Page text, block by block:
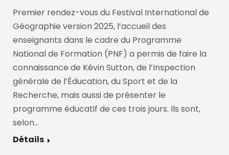
Premier rendez-vous du Festival International de
Géographie version 2025, l’accueil des
enseignants dans le cadre du Programme
National de Formation (PNF) a permis de faire la
connaissance de Kévin Sutton, de l’Inspection
générale de l’Éducation, du Sport et de la
Recherche, mais aussi de présenter le
programme éducatif de ces trois jours. Ils sont,
selon…
Détails